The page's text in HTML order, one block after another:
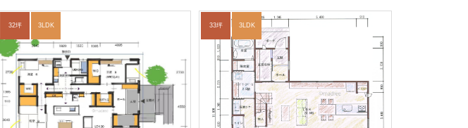
32坪 3LDK 33坪 3LDK